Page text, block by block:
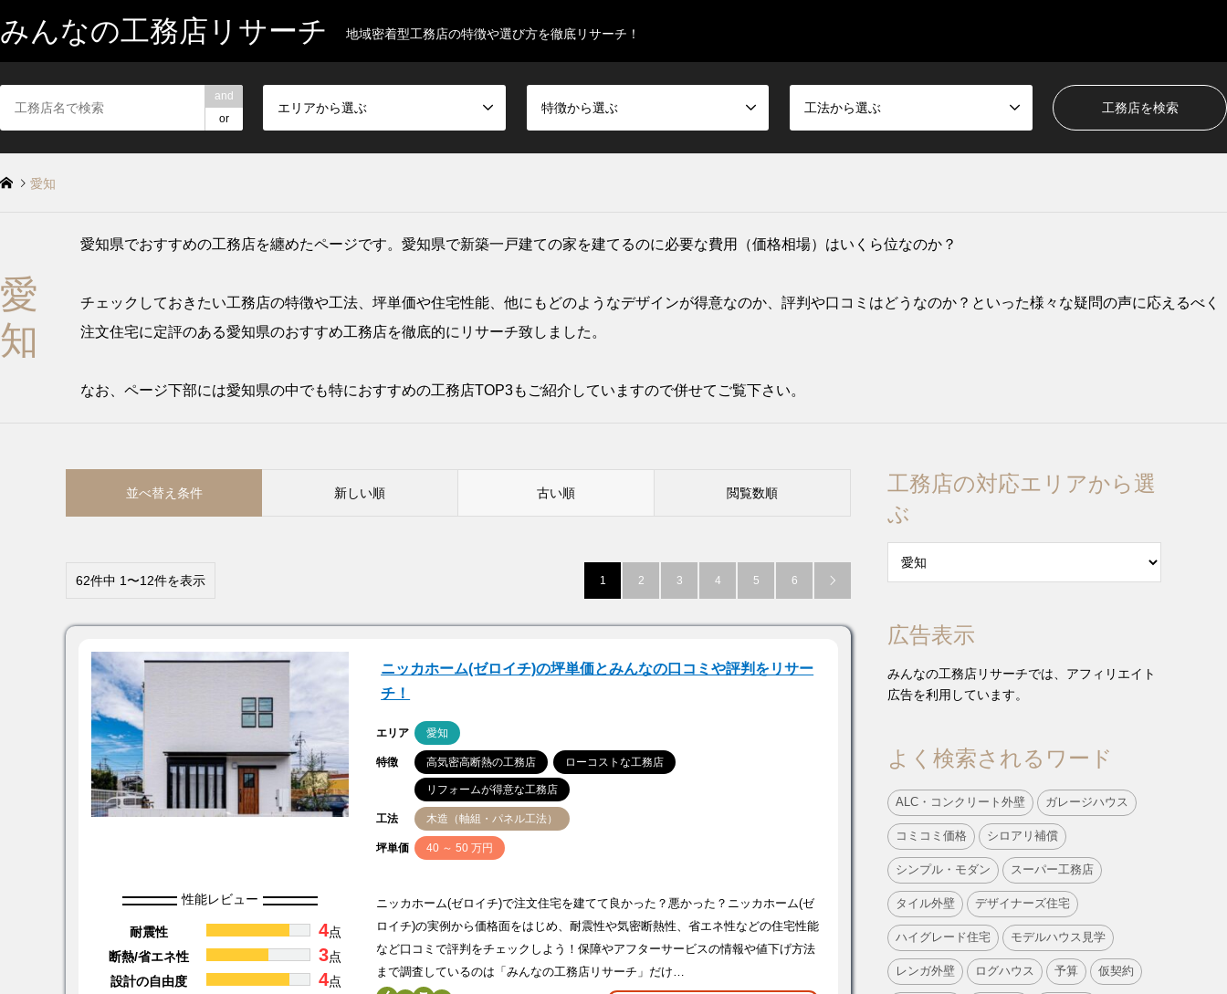
みんなの工務店リサーチ 地域密着型工務店の特徴や選び方を徹底リサーチ！
and
or
エリアから選ぶ 特徴から選ぶ 工法から選ぶ
愛知
愛
知
愛知県でおすすめの工務店を纏めたページです。愛知県で新築一戸建ての家を建てるのに必要な費用（価格相場）はいくら位なのか？
チェックしておきたい工務店の特徴や工法、坪単価や住宅性能、他にもどのようなデザインが得意なのか、評判や口コミはどうなのか？といった様々な疑問の声に応えるべく
注文住宅に定評のある愛知県のおすすめ工務店を徹底的にリサーチ致しました。
なお、ページ下部には愛知県の中でも特におすすめの工務店TOP3もご紹介していますので併せてご覧下さい。
並べ替え条件 新しい順 古い順 閲覧数順
62件中 1〜12件を表示 1 2 3 4 5 6 
ニッカホーム(ゼロイチ)の坪単価とみんなの口コミや評判をリサー
チ！
エリア 愛知
特徴 高気密高断熱の工務店 ローコストな工務店
リフォームが得意な工務店
工法 木造（軸組・パネル工法）
坪単価 40 ～ 50 万円
性能レビュー
耐震性 4点
断熱/省エネ性
3点
設計の自由度
4点
ニッカホーム(ゼロイチ)で注文住宅を建てて良かった？悪かった？ニッカホーム(ゼ
ロイチ)の実例から価格面をはじめ、耐震性や気密断熱性、省エネ性などの住宅性能
など口コミで評判をチェックしよう！保障やアフターサービスの情報や値下げ方法
まで調査しているのは「みんなの工務店リサーチ」だけ…
工務店の対応エリアから選
ぶ
広告表示
みんなの工務店リサーチでは、アフィリエイト
広告を利用しています。
よく検索されるワード
ALC・コンクリート外壁 ガレージハウス
コミコミ価格 シロアリ補償
シンプル・モダン スーパー工務店
タイル外壁 デザイナーズ住宅
ハイグレード住宅 モデルハウス見学
レンガ外壁 ログハウス 予算 仮契約